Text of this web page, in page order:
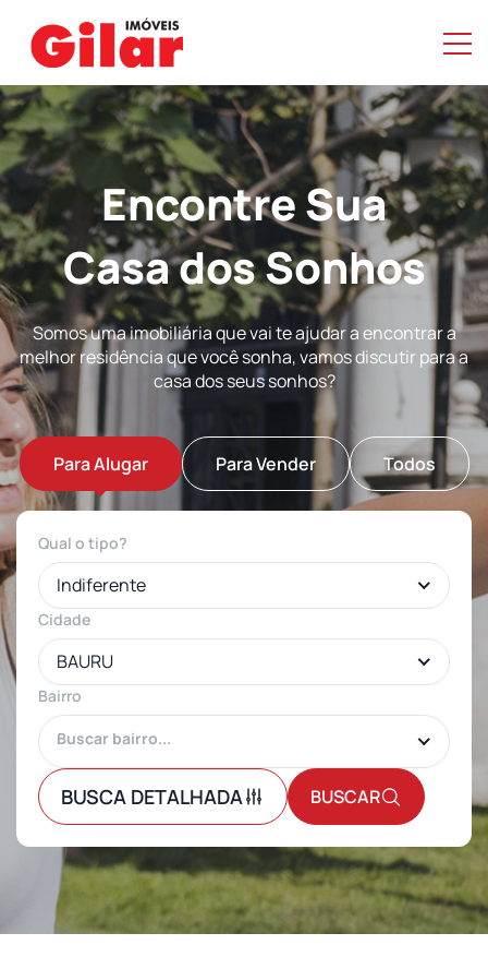
Encontre Sua
Casa dos Sonhos
Somos uma imobiliária que vai te ajudar a encontrar a
melhor residência que você sonha, vamos discutir para a
casa dos seus sonhos?
Para Alugar Para Vender Todos
Qual o tipo?
Indiferente
Cidade
BAURU
Bairro
BUSCA DETALHADA BUSCAR